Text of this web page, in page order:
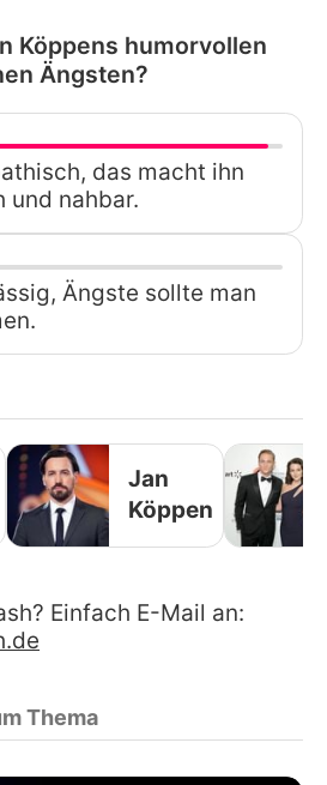
Köppens humorvollen
Ängsten?
das macht ihn
und nahbar.
Ängste sollte man
Jan
Köppen
Einfach E-Mail an:
Thema